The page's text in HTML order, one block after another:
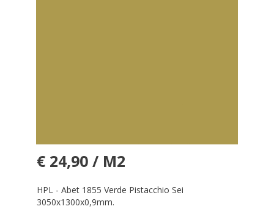
€ 24,90 / M2
HPL - Abet 1855 Verde Pistacchio Sei
3050x1300x0,9mm.